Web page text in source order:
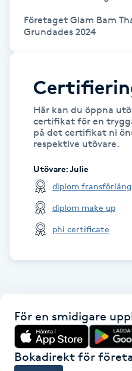
Ortobionomi
Ortopedi
Osteopati
Paraffinbehandling
Pedikyr
Pensionärklippning
Permanent hårborttagning
Permanent
Företaget Glam Bam
Grundades 2024
Här kan du öppna
certifikat för en
på det certifikat ni
respektive utövare.
Utövare:Julie
diplom
diplom make up
phi certificate
För en smidigare
Bokadirekt för